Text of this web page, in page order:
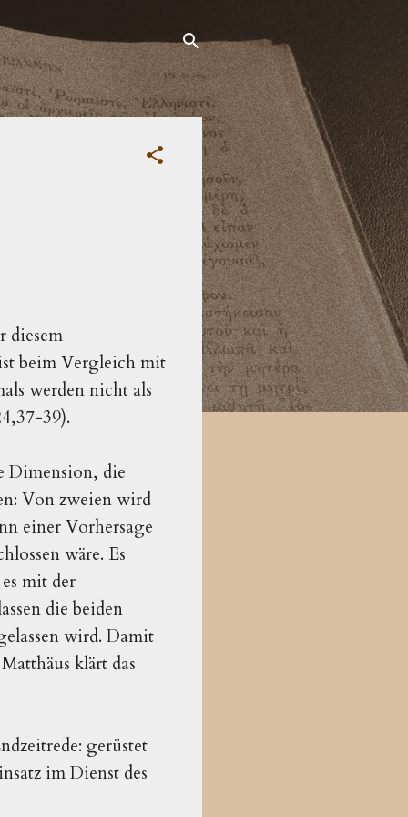
diesem
beim Vergleich mit
werden nicht als
39).
Dimension, die
Von zweien wird
einer Vorhersage
wäre. Es
mit der
die beiden
wird. Damit
klärt das
gerüstet
im Dienst des